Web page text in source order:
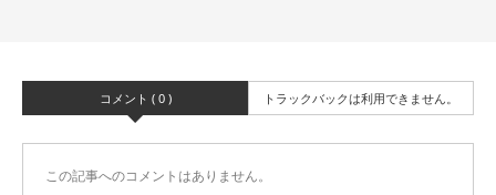
コメント ( 0 ) トラックバックは利用できません。
この記事へのコメントはありません。